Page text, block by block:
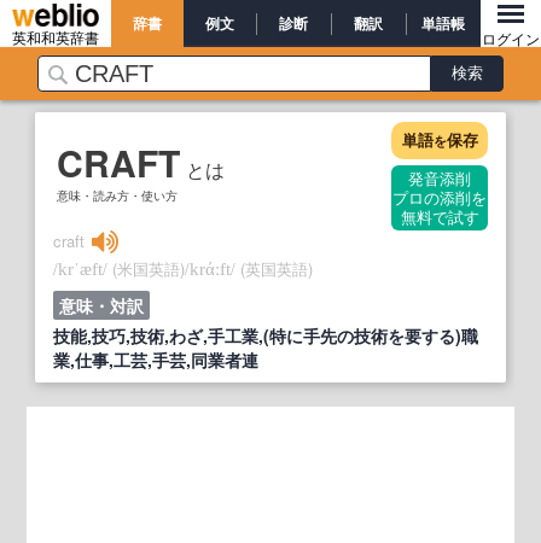
英和和英辞書
辞書 例文 診断 翻訳 単語帳
ログイン
CRAFT とは
意味・読み方・使い方
単語を保存
発音添削
プロの添削を
無料で試す
craft
/krˈæft/ (米国英語)/krάːft/ (英国英語)
意味・対訳
技能,技巧,技術,わざ,手工業,(特に手先の技術を要する)職
業,仕事,工芸,手芸,同業者連